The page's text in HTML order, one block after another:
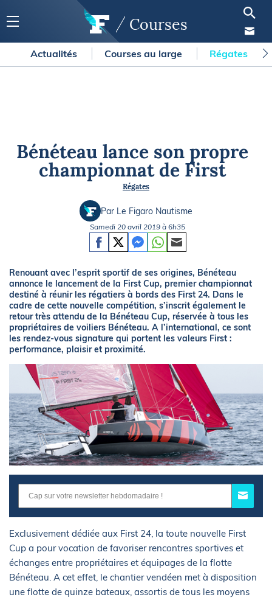
Courses
Actualités Courses au large Régates
Bénéteau lance son propre
championnat de First
Régates
Par Le Figaro Nautisme
Samedi 20 avril 2019 à 6h35
Renouant avec l’esprit sportif de ses origines, Bénéteau
annonce le lancement de la First Cup, premier championnat
destiné à réunir les régatiers à bords des First 24. Dans le
cadre de cette nouvelle compétition, s’inscrit également le
retour très attendu de la Bénéteau Cup, réservée à tous les
propriétaires de voiliers Bénéteau. A l’international, ce sont
les rendez-vous signature qui portent les valeurs First :
performance, plaisir et proximité.
Exclusivement dédiée aux First 24, la toute nouvelle First
Cup a pour vocation de favoriser rencontres sportives et
échanges entre propriétaires et équipages de la flotte
Bénéteau. A cet effet, le chantier vendéen met à disposition
une flotte de quinze bateaux, assortis de tous les moyens